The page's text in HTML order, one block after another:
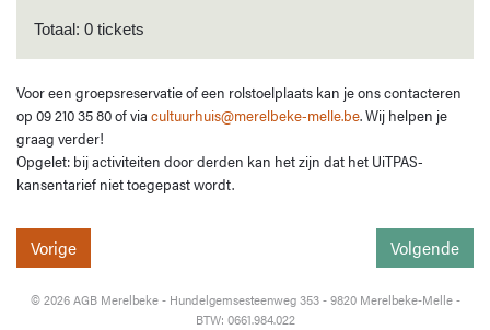
Totaal: 0 tickets
Voor een groepsreservatie of een rolstoelplaats kan je ons contacteren
op 09 210 35 80 of via cultuurhuis@merelbeke-melle.be. Wij helpen je
graag verder!
Opgelet: bij activiteiten door derden kan het zijn dat het UiTPAS-
kansentarief niet toegepast wordt.
Vorige Volgende
© 2026 AGB Merelbeke - Hundelgemsesteenweg 353 - 9820 Merelbeke-Melle -
BTW: 0661.984.022